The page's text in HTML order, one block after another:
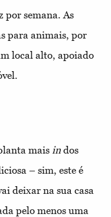
por semana. As
para animais, por
local alto, apoiado
mais in dos
– sim, este é
deixar na sua casa
pelo menos uma